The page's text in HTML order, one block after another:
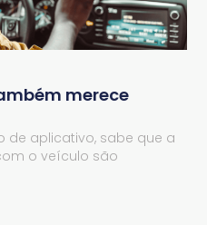
merece
de aplicativo, sabe que a
o veículo são